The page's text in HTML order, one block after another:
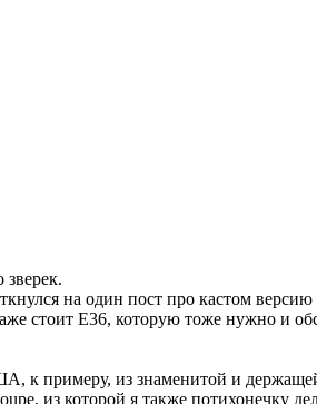
зверек.
на один пост про кастом
стоит E36, которую тоже нужно и
к примеру, из знаменитой и
из которой я также потихонечку